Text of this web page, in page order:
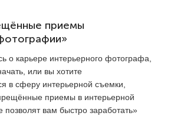
приемы
о карьере интерьерного фотографа,
или вы хотите
в сферу интерьерной съемки,
приемы в интерьерной
вам быстро заработать»